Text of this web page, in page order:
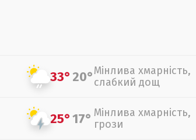
33°20°Мінлива хмарність,
слабкий дощ
25°17° Мінлива хмарність,
грози